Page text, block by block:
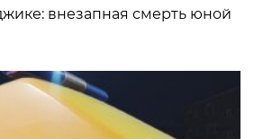
внезапная смерть юной